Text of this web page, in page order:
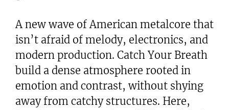
A new wave of American metalcore that
isn’t afraid of melody, electronics, and
modern production. Catch Your Breath
build a dense atmosphere rooted in
emotion and contrast, without shying
away from catchy structures. Here,